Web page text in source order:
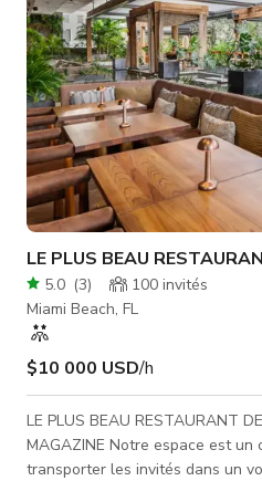
LE PLUS BEAU
5.0 (3) 100 invités
Miami Beach, FL
$10 000 USD/h
LE PLUS BEAU RESTAURANT
MAGAZINE Notre espace est un concept multi-lieux, visant à
transporter les invités dans un